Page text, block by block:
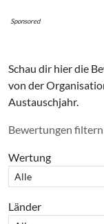
Sponsored
Schau dir hier die
von der
Austauschjahr.
Bewertungen filtern
Wertung
Länder